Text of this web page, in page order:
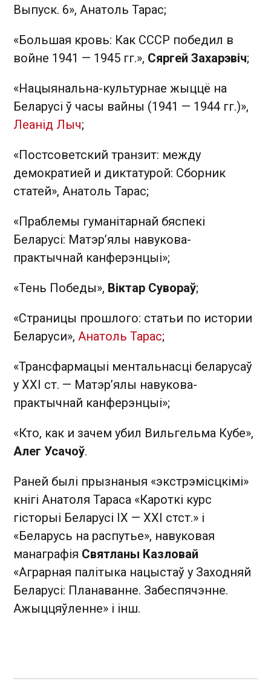
Выпуск. 6», Анатоль Тарас;
«Большая кровь: Как СССР победил в
войне 1941 — 1945 гг.», Сяргей Захарэвіч;
«Нацыянальна-культурнае жыццё на
Беларусi ў часы вайны (1941 — 1944 гг.)»,
Леанід Лыч;
«Постсоветский транзит: между
демократией и диктатурой: Сборник
статей», Анатоль Тарас;
«Праблемы гуманiтарнай бяспекi
Беларусi: Матэр’ялы навукова-
практычнай канферэнцыi»;
«Тень Победы», Віктар Сувораў;
«Страницы прошлого: статьи по истории
Беларуси», Анатоль Тарас;
«Трансфармацыi ментальнасцi беларусаў
у XXІ ст. — Матэр’ялы навукова-
практычнай канферэнцыi»;
«Кто, как и зачем убил Вильгельма Кубе»,
Алег Усачоў.
Раней былі прызнаныя «экстрэмісцкімі»
кнігі Анатоля Тараса «Кароткі курс
гісторыі Беларусі IX — XXI стст.» і
«Беларусь на распутье», навуковая
манаграфія Святланы Казловай
«Аграрная палiтыка нацыстаў у Заходняй
Беларусi: Планаванне. Забеспячэнне.
Ажыццяўленне» і інш.